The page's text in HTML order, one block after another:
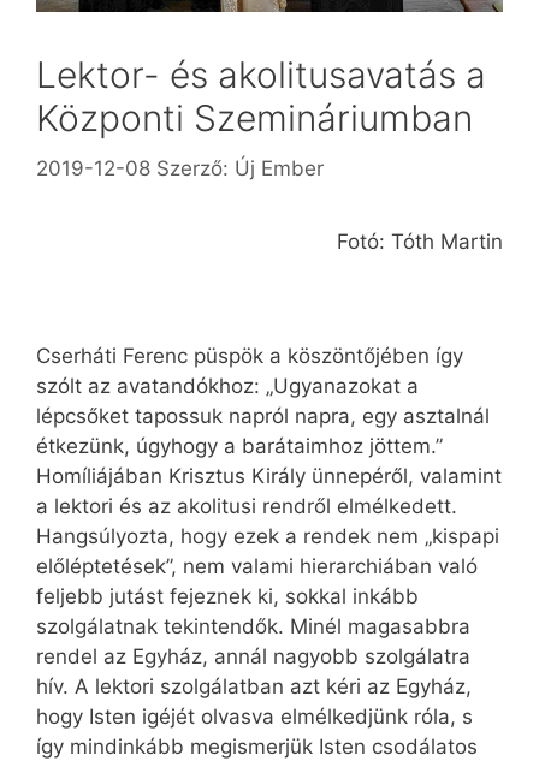
Lektor- és akolitusavatás a
Központi Szemináriumban
2019-12-08 Szerző: Új Ember
Fotó: Tóth Martin
Cserháti Ferenc püspök a köszöntőjében így
szólt az avatandókhoz: „Ugyanazokat a
lépcsőket tapossuk napról napra, egy asztalnál
étkezünk, úgyhogy a barátaimhoz jöttem.”
Homíliájában Krisztus Király ünnepéről, valamint
a lektori és az akolitusi rendről elmélkedett.
Hangsúlyozta, hogy ezek a rendek nem „kispapi
előléptetések”, nem valami hierarchiában való
feljebb jutást fejeznek ki, sokkal inkább
szolgálatnak tekintendők. Minél magasabbra
rendel az Egyház, annál nagyobb szolgálatra
hív. A lektori szolgálatban azt kéri az Egyház,
hogy Isten igéjét olvasva elmélkedjünk róla, s
így mind­inkább megismerjük Isten csodálatos